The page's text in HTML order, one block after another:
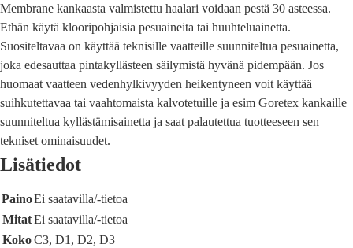
Membrane kankaasta valmistettu haalari voidaan pestä 30 asteessa.
Ethän käytä klooripohjaisia pesuaineita tai huuhteluainetta.
Suositeltavaa on käyttää teknisille vaatteille suunniteltua pesuainetta,
joka edesauttaa pintakyllästeen säilymistä hyvänä pidempään. Jos
huomaat vaatteen vedenhylkivyyden heikentyneen voit käyttää
suihkutettavaa tai vaahtomaista kalvotetuille ja esim Goretex kankaille
suunniteltua kyllästämisainetta ja saat palautettua tuotteeseen sen
tekniset ominaisuudet.
Lisätiedot
PainoEi saatavilla/-tietoa
MitatEi saatavilla/-tietoa
KokoC3, D1, D2, D3